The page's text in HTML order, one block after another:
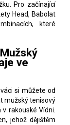
Pro začínající
Head, Babolat
které
ve
si můžete od
mužský tenisový
rakouské Vídni.
jehož dějištěm